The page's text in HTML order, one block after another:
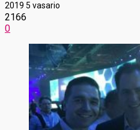
2019 5 vasario
2166
0